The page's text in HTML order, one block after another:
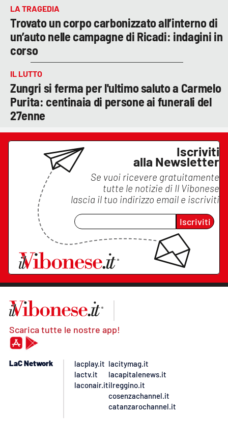
LA TRAGEDIA
Trovato un corpo carbonizzato all’interno di
un’auto nelle campagne di Ricadi: indagini in
corso
IL LUTTO
Zungri si ferma per l'ultimo saluto a Carmelo
Purita: centinaia di persone ai funerali del
27enne
Iscriviti
alla Newsletter
Se vuoi ricevere gratuitamente
tutte le notizie di Il Vibonese
lascia il tuo indirizzo email e iscriviti
Iscriviti
Scarica tutte le nostre app!
LaC Network
lacplay.it
lactv.it
laconair.it
lacitymag.it
lacapitalenews.it
ilreggino.it
cosenzachannel.it
catanzarochannel.it